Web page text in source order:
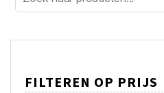
Hair
Beauty
FILTEREN OP PRIJS